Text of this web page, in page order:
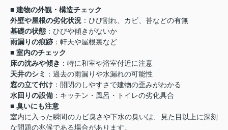
■ 建物の外観・構造チェック
外壁や屋根の劣化状況 ：ひび割れ、カビ、苔などの有無
基礎の状態 ：ひびや傾きがないか
雨漏りの痕跡 ：軒天や屋根裏など
■ 室内のチェック
床の沈みや傾き ：特に和室や浴室付近に注意
天井のシミ
：過去の雨漏りや水漏れの可能性
窓の立て付け ：開閉のしやすさで建物の歪みがわかる
水回りの設備 ：キッチン・風呂・トイレの劣化具合
■ 臭いにも注意
室内に入った瞬間のカビ臭さや下水の臭いは、見た目以上に深刻
な問題の兆候である場合があります。